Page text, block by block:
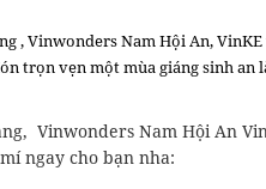
, Vinwonders Nam Hội An,
trọn vẹn một mùa giáng sinh an
Vinwonders Nam Hội An
ngay cho bạn nha: